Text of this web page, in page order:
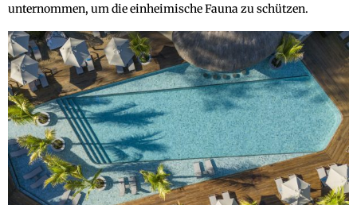
unternommen, um die einheimische Fauna zu schützen.